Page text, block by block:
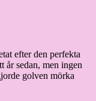
efter den perfekta
år sedan, men ingen
golven mörka